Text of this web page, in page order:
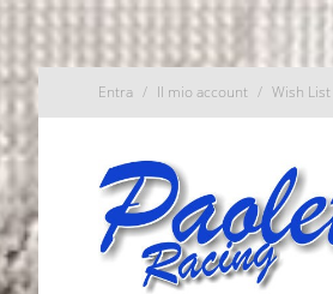
Entra Il mio account Wish List